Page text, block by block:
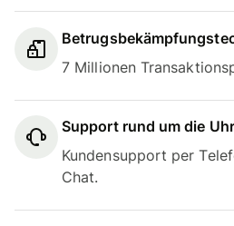
7 Millionen
Support rund um die Uhr
Kundensupport per
Chat.